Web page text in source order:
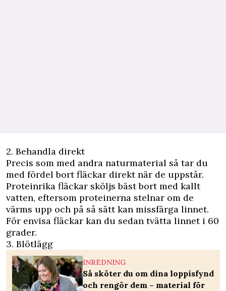
2. Behandla direkt
Precis som med andra naturmaterial så tar du
med fördel bort fläckar direkt när de uppstår.
Proteinrika fläckar sköljs bäst bort med kallt
vatten, eftersom proteinerna stelnar om de
värms upp och på så sätt kan missfärga linnet.
För envisa fläckar kan du sedan tvätta linnet i 60
grader.
3. Blötlägg
INREDNING
Så sköter du om dina loppisfynd
och rengör dem – material för